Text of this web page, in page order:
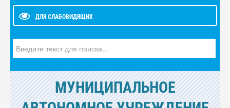
ДЛЯ СЛАБОВИДЯЩИХ
МУНИЦИПАЛЬНОЕ